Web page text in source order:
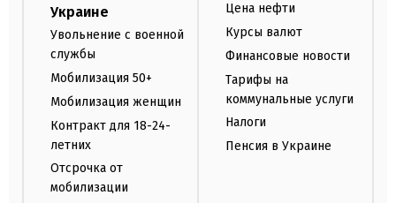
Украине
Увольнение с военной
службы
Мобилизация 50+
Мобилизация женщин
Контракт для 18-24-
летних
Отсрочка от
мобилизации
Цена нефти
Курсы валют
Финансовые новости
Тарифы на
коммунальные услуги
Налоги
Пенсия в Украине